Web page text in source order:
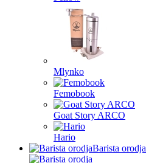
Mlynko
Femobook
Goat Story ARCO
Hario
Barista orodja